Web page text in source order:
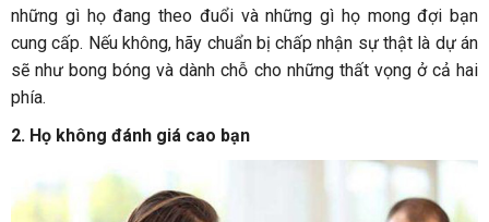
những gì họ đang theo đuổi và những gì họ mong đợi bạn
cung cấp. Nếu không, hãy chuẩn bị chấp nhận sự thật là dự án
sẽ như bong bóng và dành chỗ cho những thất vọng ở cả hai
phía.
2. Họ không đánh giá cao bạn